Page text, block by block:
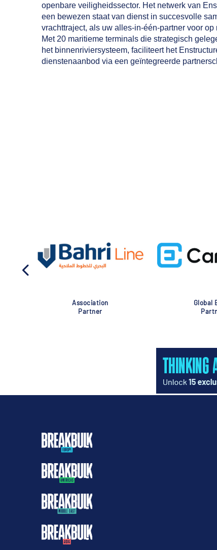
openbare veiligheidssector. Het netwerk van
een bewezen staat van dienst in succesvolle
vrachttraject, als uw alles-in-één-partner voor
Met 20 maritieme terminals die strategisch
het binnenriviersysteem, faciliteert het
dienstenaanbod via een geïntegreerde
Association
Partner
Global